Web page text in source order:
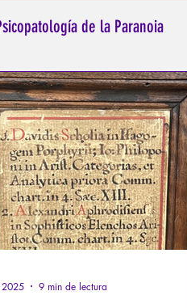
de la Paranoia
su poder personal
los Antiguos Literatura
Recensión Conferencia
9 min de lectura